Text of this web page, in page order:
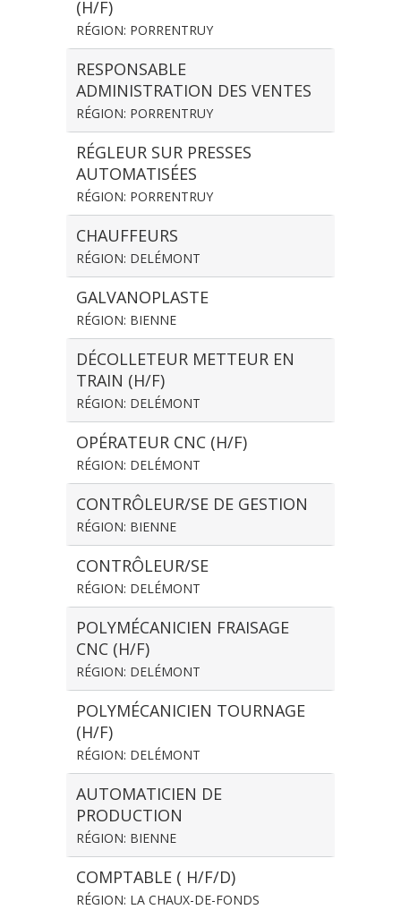
(H/F)
RÉGION: PORRENTRUY
RESPONSABLE
ADMINISTRATION DES VENTES
RÉGION: PORRENTRUY
RÉGLEUR SUR PRESSES
AUTOMATISÉES
RÉGION: PORRENTRUY
CHAUFFEURS
RÉGION: DELÉMONT
GALVANOPLASTE
RÉGION: BIENNE
DÉCOLLETEUR METTEUR EN
TRAIN (H/F)
RÉGION: DELÉMONT
OPÉRATEUR CNC (H/F)
RÉGION: DELÉMONT
CONTRÔLEUR/SE DE GESTION
RÉGION: BIENNE
CONTRÔLEUR/SE
RÉGION: DELÉMONT
POLYMÉCANICIEN FRAISAGE
CNC (H/F)
RÉGION: DELÉMONT
POLYMÉCANICIEN TOURNAGE
(H/F)
RÉGION: DELÉMONT
AUTOMATICIEN DE
PRODUCTION
RÉGION: BIENNE
COMPTABLE ( H/F/D)
RÉGION: LA CHAUX-DE-FONDS